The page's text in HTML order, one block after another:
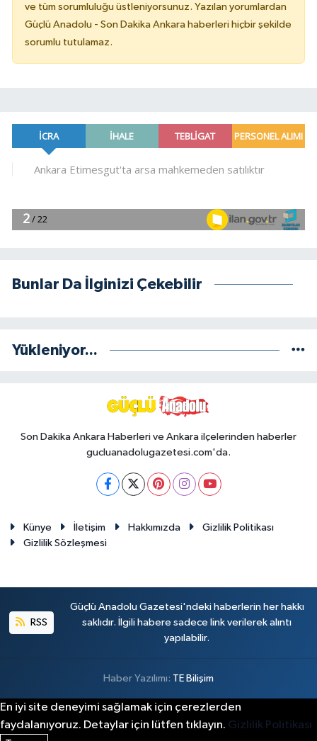
ve tüm sorumluluğu üstleniyorsunuz. Yazılan yorumlardan
Güçlü Anadolu - Son Dakika Ankara haberleri hiçbir şekilde
sorumlu tutulamaz.
Bunlar Da İlginizi Çekebilir
Yükleniyor...
Son Dakika Ankara Haberleri ve Ankara ilçelerinden haberler
gucluanadolugazetesi.com'da.
Künye İletişim Hakkımızda
Gizlilik Politikası
Gizlilik Sözleşmesi
RSS
Güçlü Anadolu Gazetesi'ndeki haberlerin her hakkı
saklıdır. İlgili habere sadece link verilerek alıntı
yapılabilir.
Haber Yazılımı: TE Bilişim
En iyi site deneyimi sağlamak için çerezlerden
faydalanıyoruz. Detaylar için lütfen tıklayın. Gizlilik Politikası